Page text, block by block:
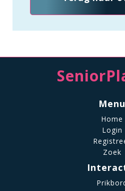
Menu
Home
Login
Zoek